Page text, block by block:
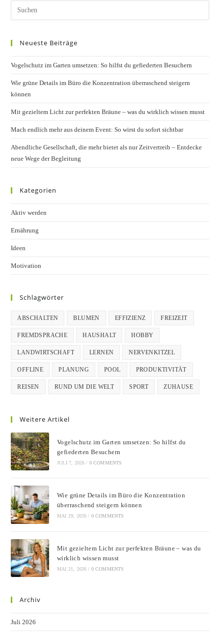
Neueste Beiträge
Vogelschutz im Garten umsetzen: So hilfst du gefiederten Besuchern
Wie grüne Details im Büro die Konzentration überraschend steigern
können
Mit gezieltem Licht zur perfekten Bräune – was du wirklich wissen musst
Mach endlich mehr aus deinem Event: So wirst du sofort sichtbar
Abendliche Gesellschaft, die mehr bietet als nur Zeitvertreib – Entdecke
neue Wege der Begleitung
Kategorien
Aktiv werden
Ernährung
Ideen
Motivation
Schlagwörter
ABSCHALTEN BLUMEN EFFIZIENZ FREIZEIT
FREMDSPRACHE HAUSHALT HOBBY
LANDWIRTSCHAFT LERNEN NERVENKITZEL
OFFLINE PLANUNG POOL PRODUKTIVITÄT
REISEN RUND UM DIE WELT SPORT ZUHAUSE
Weitere Artikel
Vogelschutz im Garten umsetzen: So hilfst du
gefiederten Besuchern
JULI 7, 2026 / 0 COMMENTS
Wie grüne Details im Büro die Konzentration
überraschend steigern können
MAI 29, 2026 / 0 COMMENTS
Mit gezieltem Licht zur perfekten Bräune – was du
wirklich wissen musst
MAI 21, 2026 / 0 COMMENTS
Archiv
Juli 2026